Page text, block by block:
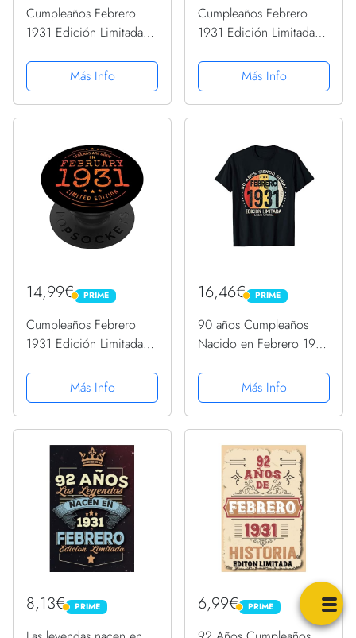
Cumpleaños Febrero
1931 Edición Limitada
PopSockets PopGrip
Intercambiable
Más Info
Cumpleaños Febrero
1931 Edición Limitada
PopSockets PopGrip
Intercambiable
Más Info
14,99€ PRIME
PRIME
Cumpleaños Febrero
1931 Edición Limitada
PopSockets PopGrip
Intercambiable
Más Info
16,46€ PRIME
PRIME
90 años Cumpleaños
Nacido en Febrero 1931
CamisetaMás Info
8,13€ PRIME
PRIME 6,99€ PRIME
PRIME